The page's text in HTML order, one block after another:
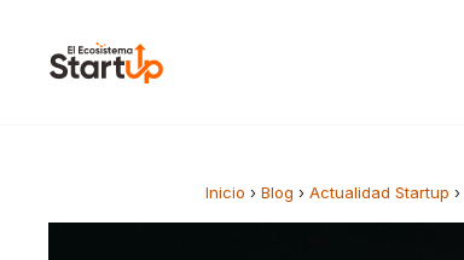
Inicio › Blog › Actualidad Startup ›